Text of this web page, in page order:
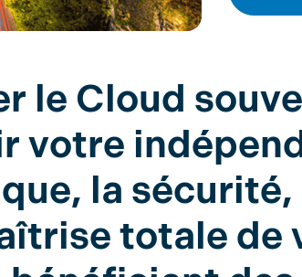
le Cloud
votre
la
totale de